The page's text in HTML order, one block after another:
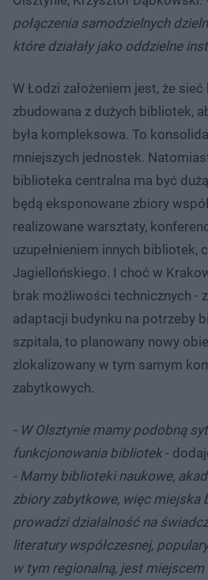
połączenia samodzielnych
które działały jako oddzielne
W Łodzi założeniem jest, że
zbudowana z dużych bibliotek,
była kompleksowa. To
mniejszych jednostek.
biblioteka centralna ma być
będą eksponowane zbiory
realizowane warsztaty,
uzupełnieniem innych bibliotek,
Jagiellońskiego. I choć w
brak możliwości technicznych -
adaptacji budynku na potrzeby
szpitala, to planowany nowy
zlokalizowany w tym samym
zabytkowych.
- W Olsztynie mamy podobną
funkcjonowania bibliotek-
- Mamy biblioteki naukowe,
zbiory zabytkowe, więc miejska
prowadzi działalność na
literatury współczesnej,
w tym regionalną, jest